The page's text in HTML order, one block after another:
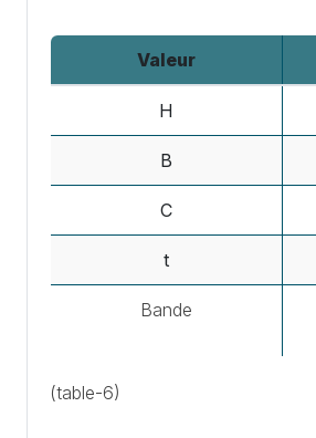
Valeur
H
B
C
t
Bande
(table-6)